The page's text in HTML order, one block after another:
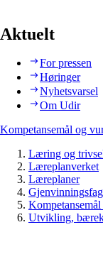
Aktuelt
For pressen
Høringer
Nyhetsvarsel
Om Udir
Kompetansemål og
Læring og
Læreplanverket
Læreplaner
Utvikling,